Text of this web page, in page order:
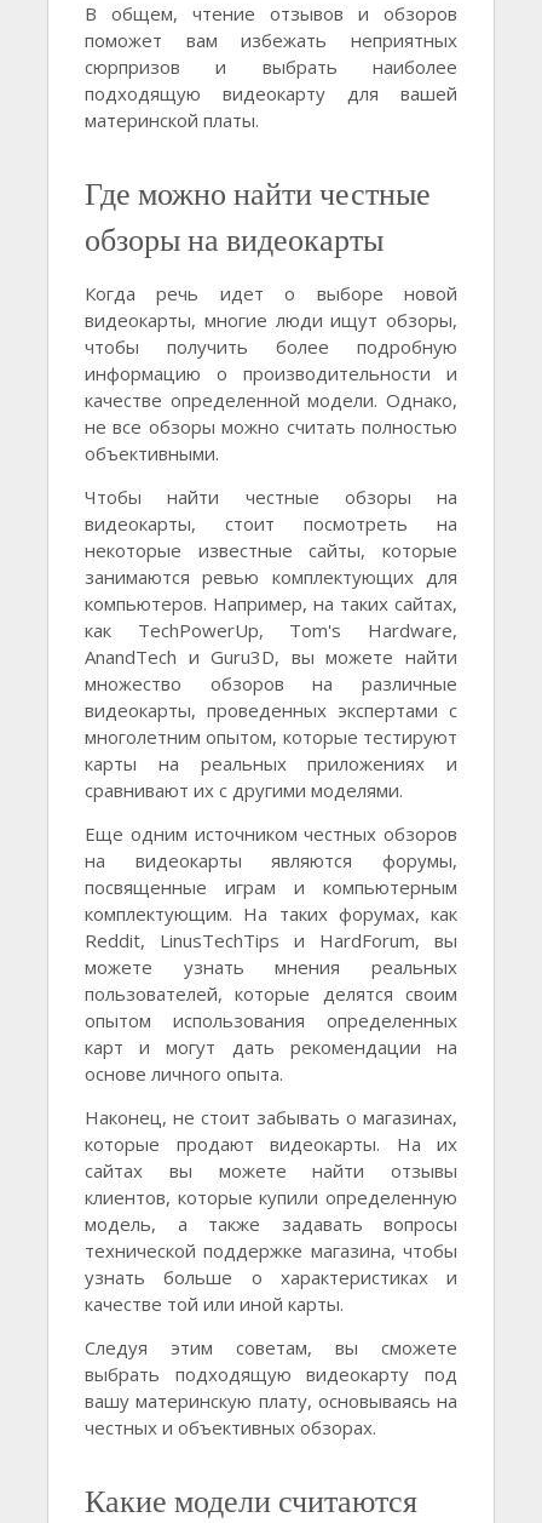
В общем, чтение отзывов и обзоров
поможет вам избежать неприятных
сюрпризов и выбрать наиболее
подходящую видеокарту для вашей
материнской платы.
Где можно найти честные
обзоры на видеокарты
Когда речь идет о выборе новой
видеокарты, многие люди ищут обзоры,
чтобы получить более подробную
информацию о производительности и
качестве определенной модели. Однако,
не все обзоры можно считать полностью
объективными.
Чтобы найти честные обзоры на
видеокарты, стоит посмотреть на
некоторые известные сайты, которые
занимаются ревью комплектующих для
компьютеров. Например, на таких сайтах,
как TechPowerUp, Tom's Hardware,
AnandTech и Guru3D, вы можете найти
множество обзоров на различные
видеокарты, проведенных экспертами с
многолетним опытом, которые тестируют
карты на реальных приложениях и
сравнивают их с другими моделями.
Еще одним источником честных обзоров
на видеокарты являются форумы,
посвященные играм и компьютерным
комплектующим. На таких форумах, как
Reddit, LinusTechTips и HardForum, вы
можете узнать мнения реальных
пользователей, которые делятся своим
опытом использования определенных
карт и могут дать рекомендации на
основе личного опыта.
Наконец, не стоит забывать о магазинах,
которые продают видеокарты. На их
сайтах вы можете найти отзывы
клиентов, которые купили определенную
модель, а также задавать вопросы
технической поддержке магазина, чтобы
узнать больше о характеристиках и
качестве той или иной карты.
Следуя этим советам, вы сможете
выбрать подходящую видеокарту под
вашу материнскую плату, основываясь на
честных и объективных обзорах.
Какие модели считаются